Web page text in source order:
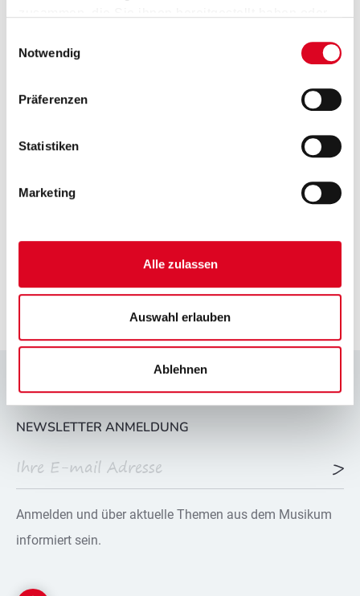
zusammen, die Sie ihnen bereitgestellt haben oder
gesammelt haben.
Notwendig
Präferenzen
Statistiken
Marketing
Alle zulassen
Auswahl erlauben
Ablehnen
NEWSLETTER ANMELDUNG
Anmelden und über aktuelle Themen aus dem Musikum
informiert sein.